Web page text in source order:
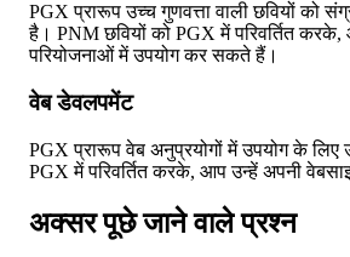
PGX प्रारूप उच्च गुणवत्ता वाली छवियों को
है। PNM छवियों को PGX में परिवर्तित
परियोजनाओं में उपयोग कर सकते हैं।
वेब डेवलपमेंट
PGX प्रारूप वेब अनुप्रयोगों में उपयोग के
PGX में परिवर्तित करके, आप उन्हें अपनी
अक्सर पूछे जाने वाले प्रश्न